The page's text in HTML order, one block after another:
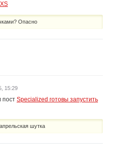
Опасно
15:29
пост Specialized готовы запустить
шутка